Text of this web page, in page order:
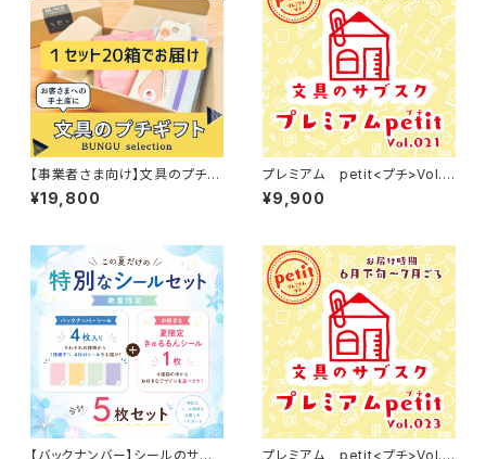
【事業者さま向け】文具のプチギ
フト20箱セット《BUNGU selec
tion》
¥19,800
プレミアム petit<プチ>Vol.0
21
¥9,900
【バックナンバー】シールのサブ
プレミアム petit<プチ>Vol.0